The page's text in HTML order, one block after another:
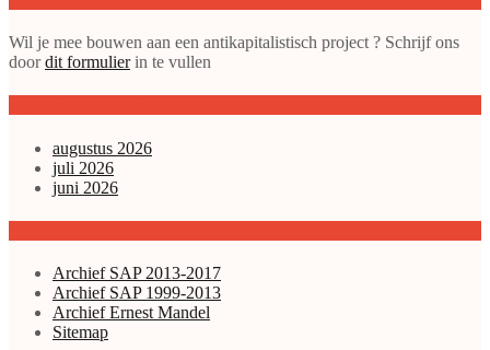
Wil je mee bouwen aan een antikapitalistisch project ? Schrijf ons
doordit formulierin te vullen
augustus 2026
juli 2026
juni 2026
Archief SAP 2013-2017
Archief SAP 1999-2013
Archief Ernest Mandel
Sitemap